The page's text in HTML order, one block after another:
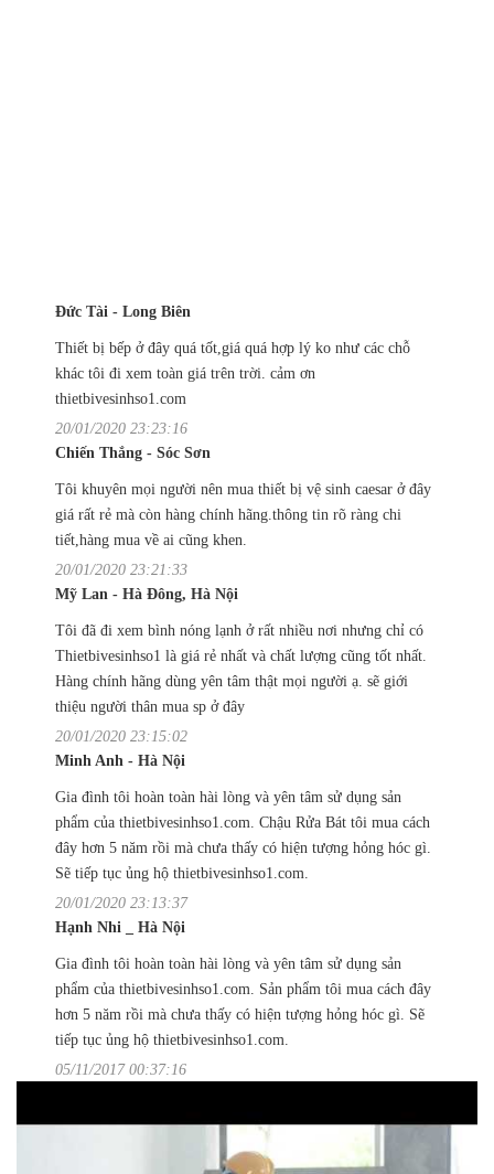
Đức Tài - Long Biên
Thiết bị bếp ở đây quá tốt,giá quá hợp lý ko như các chỗ
khác tôi đi xem toàn giá trên trời. cảm ơn
thietbivesinhso1.com
20/01/2020 23:23:16
Chiến Thắng - Sóc Sơn
Tôi khuyên mọi người nên mua thiết bị vệ sinh caesar ở đây
giá rất rẻ mà còn hàng chính hãng.thông tin rõ ràng chi
tiết,hàng mua về ai cũng khen.
20/01/2020 23:21:33
Mỹ Lan - Hà Đông, Hà Nội
Tôi đã đi xem bình nóng lạnh ở rất nhiều nơi nhưng chỉ có
Thietbivesinhso1 là giá rẻ nhất và chất lượng cũng tốt nhất.
Hàng chính hãng dùng yên tâm thật mọi người ạ. sẽ giới
thiệu người thân mua sp ở đây
20/01/2020 23:15:02
Minh Anh - Hà Nội
Gia đình tôi hoàn toàn hài lòng và yên tâm sử dụng sản
phẩm của thietbivesinhso1.com. Chậu Rửa Bát tôi mua cách
đây hơn 5 năm rồi mà chưa thấy có hiện tượng hỏng hóc gì.
Sẽ tiếp tục ủng hộ thietbivesinhso1.com.
20/01/2020 23:13:37
Hạnh Nhi _ Hà Nội
Gia đình tôi hoàn toàn hài lòng và yên tâm sử dụng sản
phẩm của thietbivesinhso1.com. Sản phẩm tôi mua cách đây
hơn 5 năm rồi mà chưa thấy có hiện tượng hỏng hóc gì. Sẽ
tiếp tục ủng hộ thietbivesinhso1.com.
05/11/2017 00:37:16